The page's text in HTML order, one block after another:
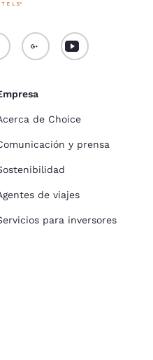
de Choice
y prensa
de viajes
para inversores